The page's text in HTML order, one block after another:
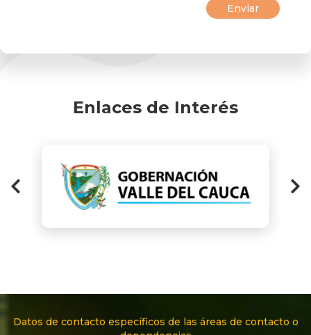
Enlaces de Interés
Datos de contacto específicos de las áreas de contacto o